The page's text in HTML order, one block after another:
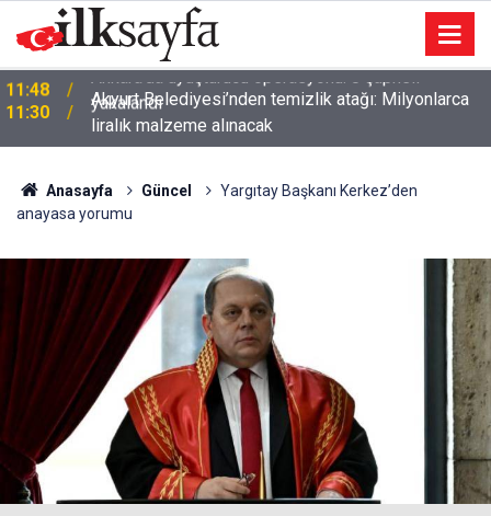
11:30
Akyurt Belediyesi’nden temizlik atağı: Milyonlarca
liralık malzeme alınacak
Anasayfa Güncel
Yargıtay Başkanı Kerkez’den
anayasa yorumu